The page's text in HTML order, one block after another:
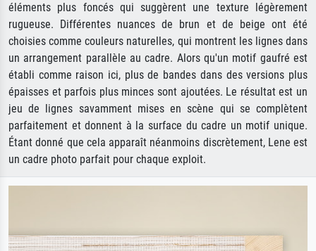
éléments plus foncés qui suggèrent une texture légèrement
rugueuse. Différentes nuances de brun et de beige ont été
choisies comme couleurs naturelles, qui montrent les lignes dans
un arrangement parallèle au cadre. Alors qu'un motif gaufré est
établi comme raison ici, plus de bandes dans des versions plus
épaisses et parfois plus minces sont ajoutées. Le résultat est un
jeu de lignes savamment mises en scène qui se complètent
parfaitement et donnent à la surface du cadre un motif unique.
Étant donné que cela apparaît néanmoins discrètement, Lene est
un cadre photo parfait pour chaque exploit.